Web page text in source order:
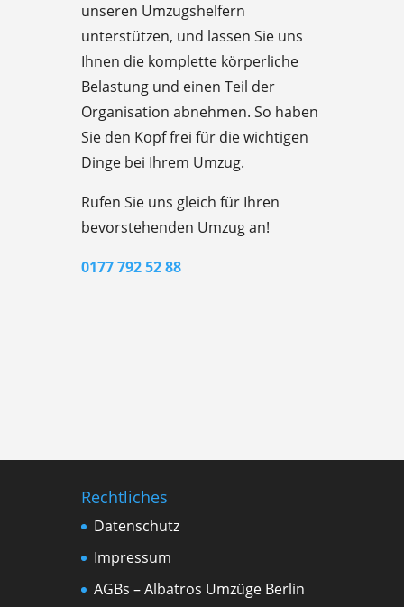
unseren Umzugshelfern
unterstützen, und lassen Sie uns
Ihnen die komplette körperliche
Belastung und einen Teil der
Organisation abnehmen. So haben
Sie den Kopf frei für die wichtigen
Dinge bei Ihrem Umzug.
Rufen Sie uns gleich für Ihren
bevorstehenden Umzug an!
0177 792 52 88
Rechtliches
Datenschutz
Impressum
AGBs – Albatros Umzüge Berlin